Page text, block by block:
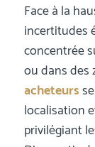
Face à la
incertitudes
concentrée
ou dans des
acheteurs
localisation
privilégiant